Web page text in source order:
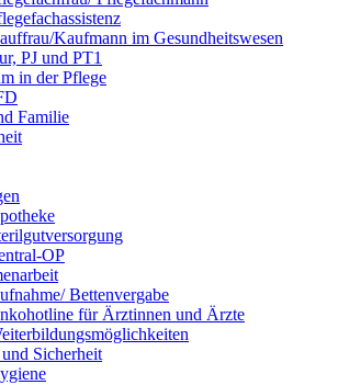
Kaufmann im Gesundheitswesen
PJ und PT1
in der Pflege
Familie
OP
Bettenvergabe
für Ärztinnen und Ärzte
Sicherheit